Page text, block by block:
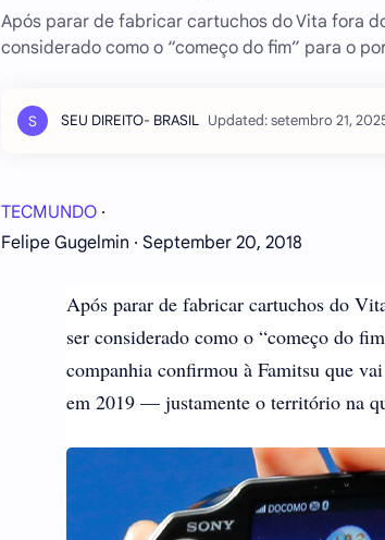
Após parar de fabricar cartuchos do Vita fora
considerado como o “começo do fim” para o
TECMUNDO ·
Felipe Gugelmin · September 20, 2018
Após parar de fabricar cartuchos do
ser considerado como o “começo do
companhia confirmou à Famitsu que
em 2019 — justamente o território na